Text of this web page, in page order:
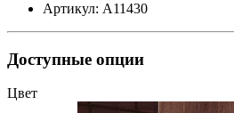
Артикул: А11430
Доступные опции
Цвет